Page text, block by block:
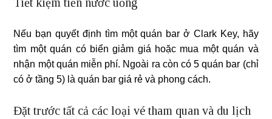
Nếu bạn quyết định tìm một quán bar ở Clark Key, hãy
tìm một quán có biển giảm giá hoặc mua một quán và
nhận một quán miễn phí. Ngoài ra còn có 5 quán bar (chỉ
có ở tầng 5) là quán bar giá rẻ và phong cách.
Đặt trước tất cả các loại vé tham quan và du lịch